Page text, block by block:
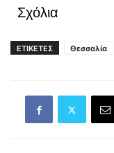
Σχόλια
ΕΤΙΚΕΤΕΣ Θεσσαλία